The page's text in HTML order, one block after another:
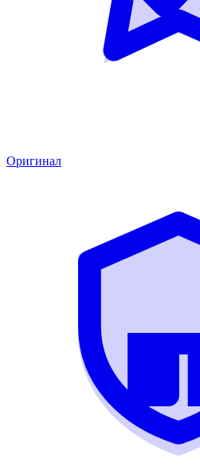
Оригинал